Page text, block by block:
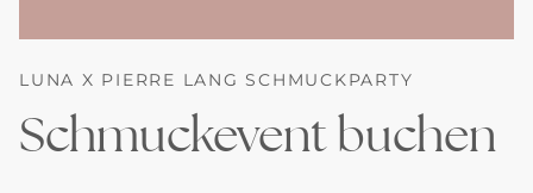
LUNA X PIERRE LANG SCHMUCKPARTY
Schmuckevent buchen